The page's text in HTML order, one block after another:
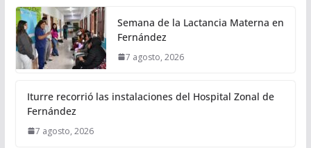
Semana de la Lactancia Materna en
Fernández
7 agosto, 2026
Iturre recorrió las instalaciones del Hospital Zonal de
Fernández
7 agosto, 2026